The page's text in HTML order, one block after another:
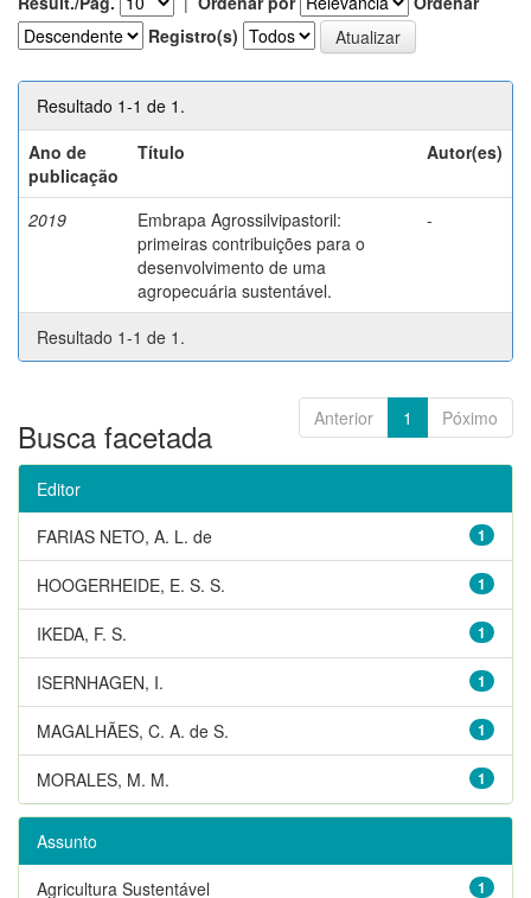
Registro(s)
Resultado 1-1 de 1.
Ano de
publicação
Título Autor(es)
2019
Embrapa Agrossilvipastoril:
primeiras contribuições para o
desenvolvimento de uma
agropecuária sustentável.
-
Resultado 1-1 de 1.
Anterior 1 Póximo
Busca facetada
Editor
1
FARIAS NETO, A. L. de
1
HOOGERHEIDE, E. S. S.
1
IKEDA, F. S.
1
ISERNHAGEN, I.
1
MAGALHÃES, C. A. de S.
1
MORALES, M. M.
Assunto
1
Agricultura Sustentável